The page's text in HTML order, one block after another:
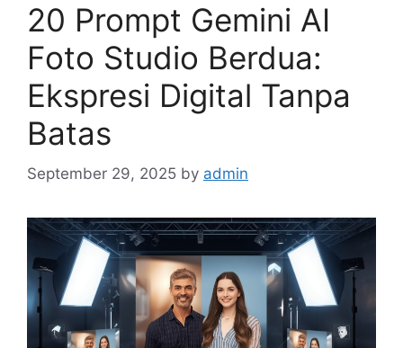
20 Prompt Gemini AI
Foto Studio Berdua:
Ekspresi Digital Tanpa
Batas
September 29, 2025 by admin